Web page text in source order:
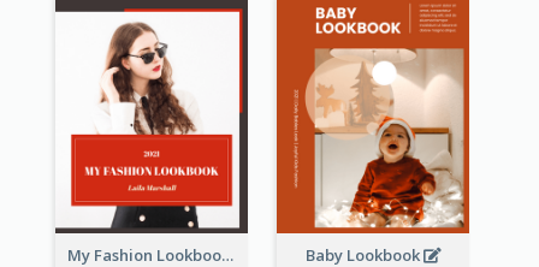
My Fashion Lookbook Baby Lookbook